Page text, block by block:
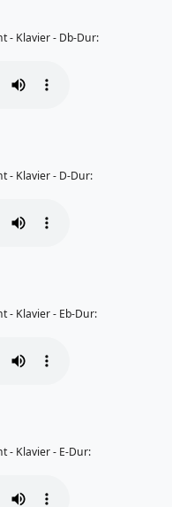
- Klavier - Db-Dur:
- Klavier - D-Dur:
- Klavier - Eb-Dur:
- Klavier - E-Dur: